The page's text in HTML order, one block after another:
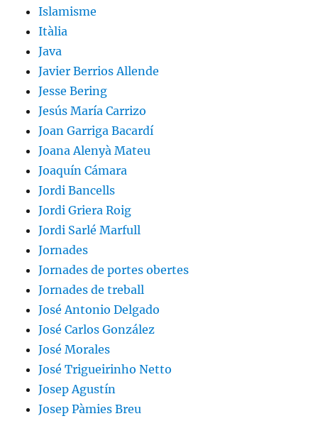
Islamisme
Itàlia
Java
Javier Berrios Allende
Jesse Bering
Jesús María Carrizo
Joan Garriga Bacardí
Joana Alenyà Mateu
Joaquín Cámara
Jordi Bancells
Jordi Griera Roig
Jordi Sarlé Marfull
Jornades
Jornades de portes obertes
Jornades de treball
José Antonio Delgado
José Carlos González
José Morales
José Trigueirinho Netto
Josep Agustín
Josep Pàmies Breu